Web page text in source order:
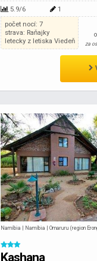
5.9/6 1
počet nocí: 7
strava: Raňajky
letecky z letiska Viedeň
za
Namíbia | Namíbia | Omaruru (region
Kashana